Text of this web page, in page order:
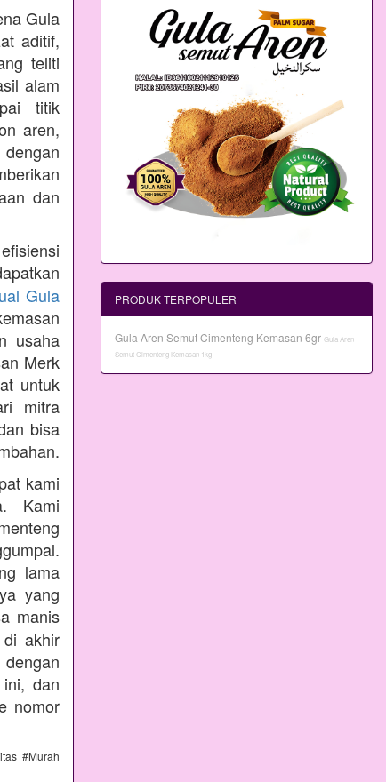
Gula
aditif,
teliti
alam
titik
aren,
dan
Gula
usaha
Merk
untuk
mitra
bisa
kami
Kami
lama
yang
manis
akhir
dan
nomor
#Murah
PRODUK TERPOPULER
Gula Aren Semut Cimenteng Kemasan 6gr Gula Aren
Semut Cimenteng Kemasan 1kg